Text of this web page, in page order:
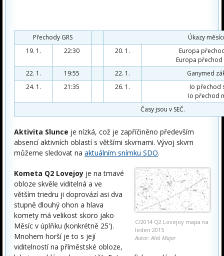
Přechody GRS
Úkazy
19. 1.
22:30 20. 1.
Europa
Europa přechod
22. 1.
19:55 22. 1.
Ganymed
24. 1.
21:35 26. 1.
Io přechod
Io přechod
Časy jsou v SEČ.
Aktivita Slunce je nízká, což je zapříčiněno především
absencí aktivních oblastí s většími skvrnami. Vývoj skvrn
můžeme sledovat na aktuálním snímku SDO.
C/2014 Q2 Lovejoy mapa na
leden 2015
Autor: Aleš Majer
Kometa Q2 Lovejoy je na tmavé
obloze skvěle viditelná a ve
větším triedru ji doprovází asi dva
stupně dlouhý ohon a hlava
komety má velikost skoro jako
Měsíc v úplňku (konkrétně 25').
Mnohem horší je to s její
viditelností na příměstské obloze,